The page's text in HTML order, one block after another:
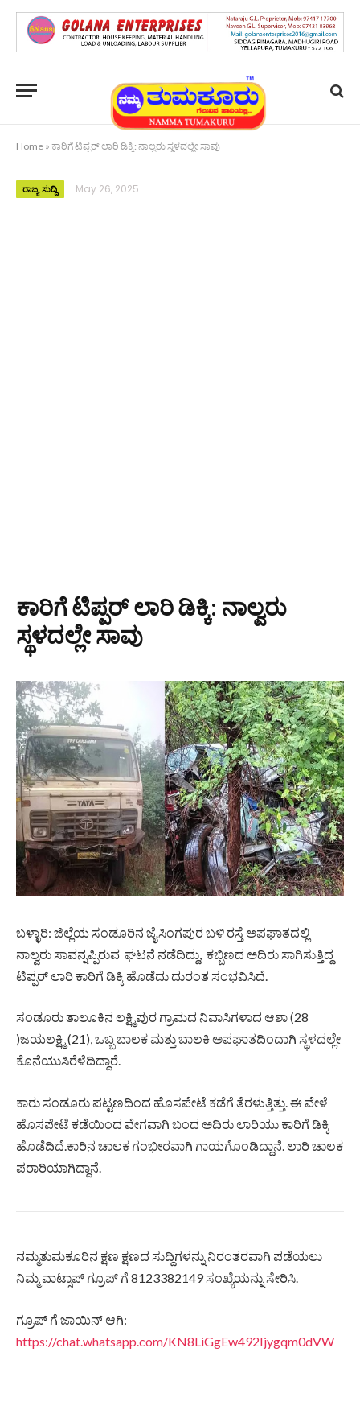
Home » ಕಾರಿಗೆ ಟಿಪ್ಪರ್ ಲಾರಿ ಡಿಕ್ಕಿ: ನಾಲ್ವರು ಸ್ಥಳದಲ್ಲೇ ಸಾವು
ರಾಜ್ಯ ಸುದ್ದಿ May 26, 2025
ಕಾರಿಗೆ ಟಿಪ್ಪರ್ ಲಾರಿ ಡಿಕ್ಕಿ: ನಾಲ್ವರು
ಸ್ಥಳದಲ್ಲೇ ಸಾವು
ಬಳ್ಳಾರಿ: ಜಿಲ್ಲೆಯ ಸಂಡೂರಿನ ಜೈಸಿಂಗಪುರ ಬಳಿ ರಸ್ತೆ ಅಪಘಾತದಲ್ಲಿ
ನಾಲ್ವರು ಸಾವನ್ನಪ್ಪಿರುವ ಘಟನೆ ನಡೆದಿದ್ದು, ಕಬ್ಬಿಣದ ಅದಿರು ಸಾಗಿಸುತ್ತಿದ್ದ
ಟಿಪ್ಪರ್​ ಲಾರಿ ಕಾರಿಗೆ ಡಿಕ್ಕಿ ಹೊಡೆದು ದುರಂತ ಸಂಭವಿಸಿದೆ.
ಸಂಡೂರು ತಾಲೂಕಿನ ಲಕ್ಷ್ಮಿಪುರ ಗ್ರಾಮದ ನಿವಾಸಿಗಳಾದ ಆಶಾ (28
)ಜಯಲಕ್ಷ್ಮಿ (21), ಒಬ್ಬ ಬಾಲಕ ಮತ್ತು ಬಾಲಕಿ ಅಪಘಾತದಿಂದಾಗಿ ಸ್ಥಳದಲ್ಲೇ
ಕೊನೆಯುಸಿರೆಳೆದಿದ್ದಾರೆ.
ಕಾರು ಸಂಡೂರು ಪಟ್ಟಣದಿಂದ ಹೊಸಪೇಟೆ ಕಡೆಗೆ ತೆರಳುತ್ತಿತ್ತು. ಈ ವೇಳೆ
ಹೊಸಪೇಟೆ ಕಡೆಯಿಂದ ವೇಗವಾಗಿ ಬಂದ ಅದಿರು ಲಾರಿಯು ಕಾರಿಗೆ ಡಿಕ್ಕಿ
ಹೊಡೆದಿದೆ.ಕಾರಿನ ಚಾಲಕ ಗಂಭೀರವಾಗಿ ಗಾಯಗೊಂಡಿದ್ದಾನೆ. ಲಾರಿ ಚಾಲಕ
ಪರಾರಿಯಾಗಿದ್ದಾನೆ.
ನಮ್ಮತುಮಕೂರಿನ ಕ್ಷಣ ಕ್ಷಣದ ಸುದ್ದಿಗಳನ್ನು ನಿರಂತರವಾಗಿ ಪಡೆಯಲು
ನಿಮ್ಮ ವಾಟ್ಸಾಪ್ ಗ್ರೂಪ್ ಗೆ 8123382149 ಸಂಖ್ಯೆಯನ್ನು ಸೇರಿಸಿ.
ಗ್ರೂಪ್ ಗೆ ಜಾಯಿನ್ ಆಗಿ:
https://chat.whatsapp.com/KN8LiGgEw492Ijygqm0dVW